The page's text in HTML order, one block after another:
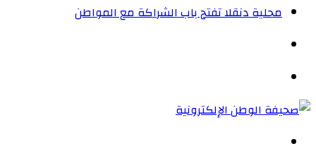
محلية دنقلا تفتح باب الشراكة مع المواطن